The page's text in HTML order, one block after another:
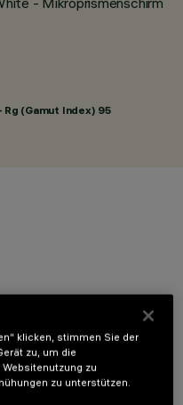
(Gamut Index) 95
klicken, stimmen Sie der
zu, um die
zu
zu unterstützen.